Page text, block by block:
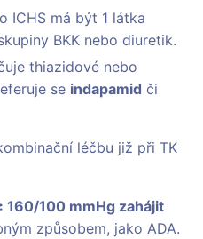
ICHS má být 1 látka
BKK nebo diuretik.
thiazidové nebo
se indapamid či
léčbu již při TK
160/100 mmHg zahájit
způsobem, jako ADA.